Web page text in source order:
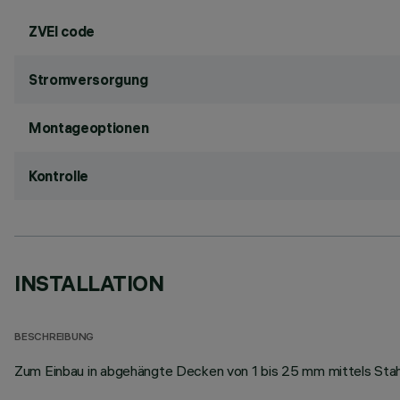
ZVEI code
Stromversorgung
Montageoptionen
Kontrolle
INSTALLATION
BESCHREIBUNG
Zum Einbau in abgehängte Decken von 1 bis 25 mm mittels